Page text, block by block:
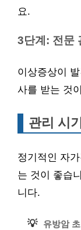
요.
3단계: 전문
이상증상이
사를 받는 것
관리 시기
정기적인 자
는 것이 좋습
니다.
💡 유방암